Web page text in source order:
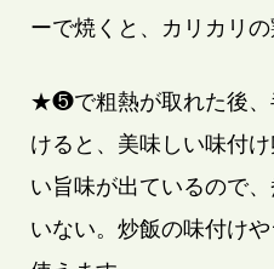
ーで焼くと、カリカリの
★❺で粗熱が取れた後、
けると、美味しい味付
い旨味が出ているので
いない。炒飯の味付け